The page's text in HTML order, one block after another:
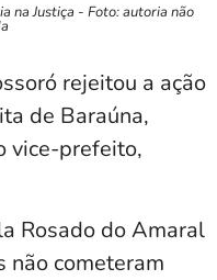
na Justiça - Foto: autoria não
rejeitou a ação
de Baraúna,
vice-prefeito,
Rosado do Amaral
não cometeram